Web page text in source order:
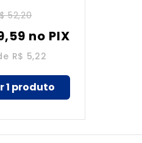
52,20
,59 no PIX
R$ 5,22
1 produto